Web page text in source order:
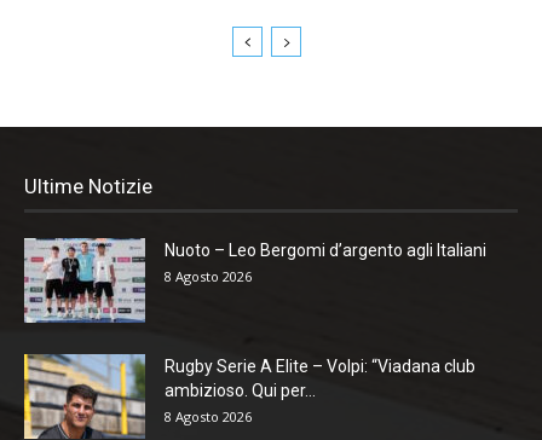
Ultime Notizie
Nuoto – Leo Bergomi d’argento agli Italiani
8 Agosto 2026
Rugby Serie A Elite – Volpi: “Viadana club
ambizioso. Qui per...
8 Agosto 2026